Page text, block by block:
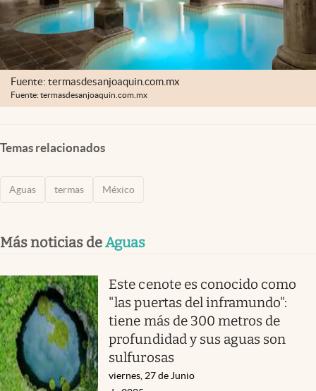
Fuente: termasdesanjoaquin.com.mx
Fuente: termasdesanjoaquin.com.mx
Temas relacionados
Aguas termas México
Más noticias deAguas
Este cenote es conocido como
"las puertas del inframundo":
tiene más de 300 metros de
profundidad y sus aguas son
sulfurosas
viernes, 27 de Junio